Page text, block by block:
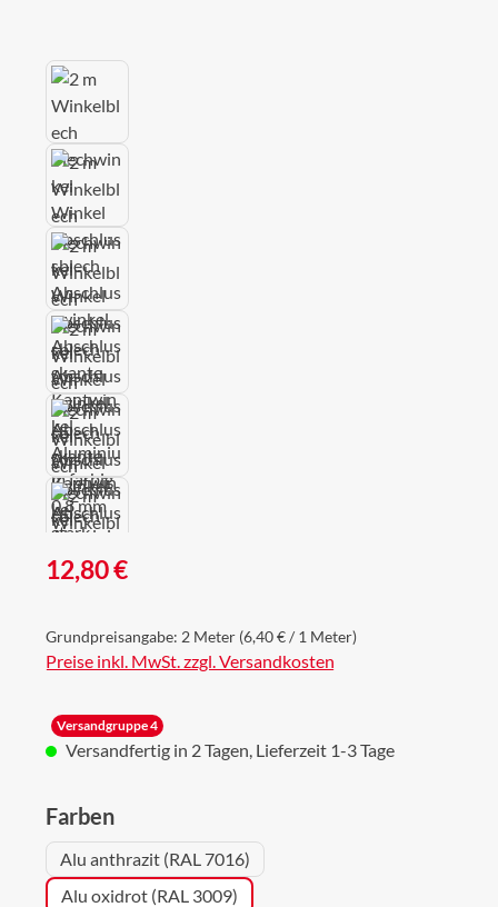
Regulärer Preis:
12,80 €
Grundpreisangabe: 2 Meter (6,40 € / 1 Meter)
Preise inkl. MwSt. zzgl. Versandkosten
Versandgruppe 4
Versandfertig in 2 Tagen, Lieferzeit 1-3 Tage
Farbenauswählen
Alu anthrazit (RAL 7016)
Alu oxidrot (RAL 3009)